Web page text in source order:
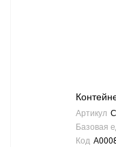
Артикул
Базовая
Код